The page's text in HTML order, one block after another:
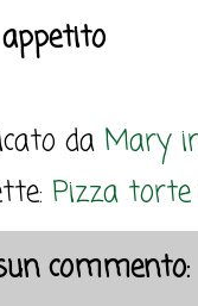
da Mary
Pizza torte
commento: